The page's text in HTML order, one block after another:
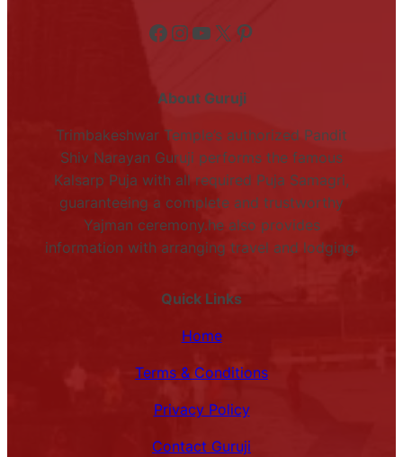
Facebook Instagram YouTube X Pinterest
About Guruji
Trimbakeshwar Temple’s authorized Pandit
Shiv Narayan Guruji performs the famous
Kalsarp Puja with all required Puja Samagri,
guaranteeing a complete and trustworthy
Yajman ceremony.he also provides
information with arranging travel and lodging.
Quick Links
Home
Terms & Conditions
Privacy Policy
Contact Guruji